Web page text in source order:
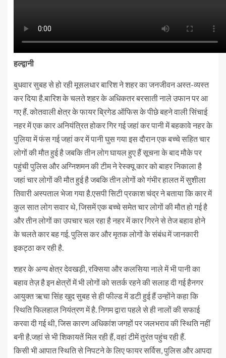
हल्द्वानी
बुधवार सुबह से हो रही मूसलधार बारिश ने शहर का जनजीवन अस्त-व्यस्त
कर दिया है.बारिश के चलते शहर के अधिकतर बरसाती नाले उफान पर आ
गए हैं. कोतवाली क्षेत्र के फायर ब्रिगेड ऑफिस के पीछे बहने वाली सिंचाई
नहर में एक कार अनियंत्रित होकर गिर गई जहां कर पानी में बहकावे नहर के
पुलिया में फंस गई जहां कर में पानी घुस गया इस दौरान एक बच्चे सहित चार
लोगों की मौत हुई है जबकि तीन लोग घायल हुए हैं सूचना के बाद मौके पर
पहुंची पुलिस और अग्निशमन की टीम ने रेस्क्यू कार को बाहर निकाला है
जहां चार लोगों की मौत हुई है जबकि तीन लोगों को गंभीर हालत में सुशीला
तिवारी अस्पताल भेजा गया है.एसपी सिटी प्रकाश चंद्र ने बताया कि कार में
कुल सात लोग सवार थे, जिसमें एक बच्चे समेत चार लोगों की मौत हो गई है
और तीन लोगों का उपचार चल रहा है नहर में कार गिरने से तेज बहाव होने
के चलते कार बह गई. पुलिस कर और मृतक लोगों के संबंध में जानकारी
इकट्ठा कर रही है.
शहर के अन्य क्षेत्र देवखड़ी, रक्सिया और कलसिया नाले में भी पानी का
बहाव तेज़ है इन क्षेत्रों में भी लोगों को सतर्क रहने की सलाह दी गई हैनगर
आयुक्त ऋचा सिंह खुद सुबह से ही फील्ड में डटी हुई हैं उन्होंने कहा कि
स्थिति फिलहाल नियंत्रण में है. निगम द्वारा पहले से ही नालों की सफाई
करवा दी गई थी, जिस कारण अधिकांश जगहों पर जलभराव की स्थिति नहीं
बनी है.जहां से भी शिकायतें मिल रही हैं, वहां टीमें तुरंत पहुंच रही हैं.
किसी भी आपात स्थिति से निपटने के लिए फायर सर्विस, पुलिस और आपदा